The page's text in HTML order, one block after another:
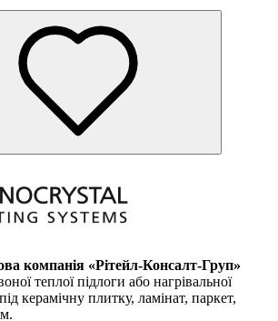
компанія «Рітейл-Консалт-Груп»
теплої підлоги або нагрівальної
керамічну плитку, ламінат, паркет,